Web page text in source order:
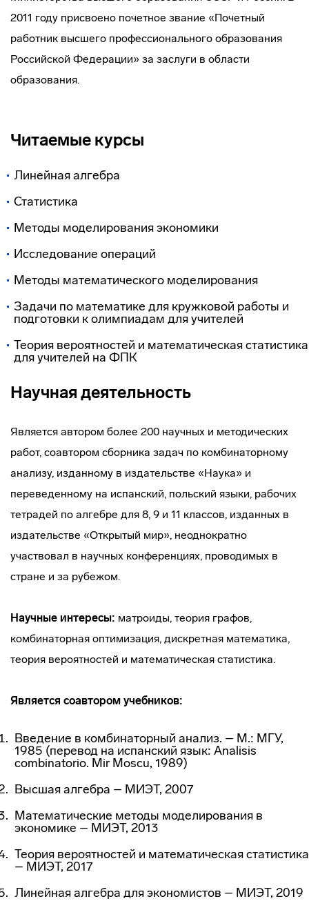
2011 году присвоено почетное звание «Почетный
работник высшего профессионального образования
Российской Федерации» за заслуги в области
образования.
Читаемые курсы
Линейная алгебра
Статистика
Методы моделирования экономики
Исследование операций
Методы математического моделирования
Задачи по математике для кружковой работы и
подготовки к олимпиадам для учителей
Теория вероятностей и математическая статистика
для учителей на ФПК
Научная деятельность
Является автором более 200 научных и методических
работ, соавтором сборника задач по комбинаторному
анализу, изданному в издательстве «Наука» и
переведенному на испанский, польский языки, рабочих
тетрадей по алгебре для 8, 9 и 11 классов, изданных в
издательстве «Открытый мир», неоднократно
участвовал в научных конференциях, проводимых в
стране и за рубежом.
Научные интересы: матроиды, теория графов,
комбинаторная оптимизация, дискретная математика,
теория вероятностей и математическая статистика.
Является соавтором учебников:
Введение в комбинаторный анализ. – М.: МГУ,
1985 (перевод на испанский язык: Analisis
combinatorio. Mir Moscu, 1989)
Высшая алгебра – МИЭТ, 2007
Математические методы моделирования в
экономике – МИЭТ, 2013
Теория вероятностей и математическая статистика
– МИЭТ, 2017
Линейная алгебра для экономистов – МИЭТ, 2019